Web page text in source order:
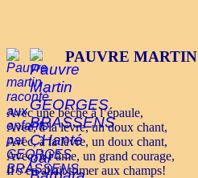
PAUVRE MARTIN
Avec une bêche à l’épaule,
Avec, à la lèvre, un doux chant,
Avec, à la lèvre, un doux chant,
Avec, à l’âme, un grand courage,
Il s’en allait trimer aux champs!